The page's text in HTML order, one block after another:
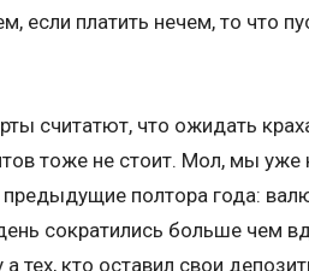
если платить нечем, то что
считатют, что ожидать
тоже не стоит. Мол, мы уже
полтора года:
сократились больше чем
а тех, кто оставил свои